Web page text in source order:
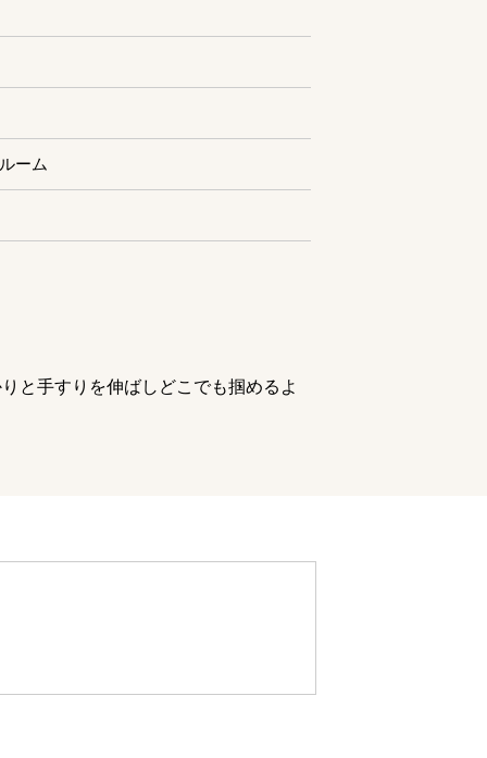
ーム
と手すりを伸ばしどこでも掴めるよ